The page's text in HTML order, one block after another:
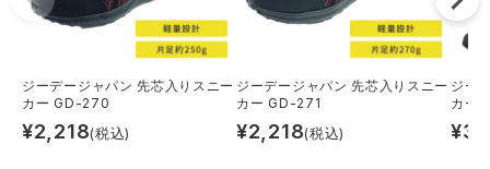
ジーデージャパン 先芯入りスニー
カー GD-270
¥2,218(税込)
ジーデージャパン 先芯入りスニー
カー GD-271
¥2,218(税込)
ジー
カー
¥